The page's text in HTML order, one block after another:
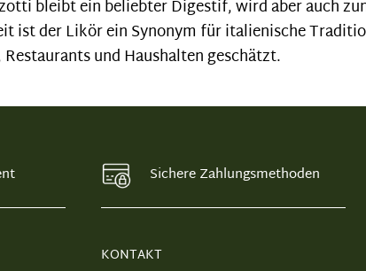
bleibt ein beliebter Digestif, wird aber auch
ist der Likör ein Synonym für italienische
Restaurants und Haushalten geschätzt.
Sichere Zahlungsmethoden
KONTAKT